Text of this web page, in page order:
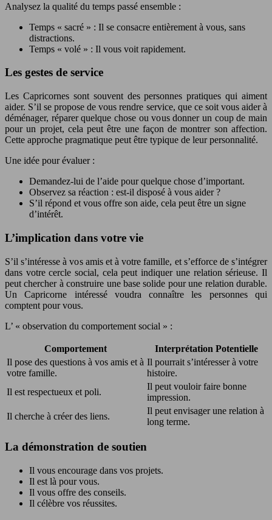
Analysez la qualité du temps passé ensemble :
Temps « sacré » : Il se consacre entièrement à vous, sans
distractions.
Temps « volé » : Il vous voit rapidement.
Les gestes de service
Les Capricornes sont souvent des personnes pratiques qui aiment
aider. S’il se propose de vous rendre service, que ce soit vous aider à
déménager, réparer quelque chose ou vous donner un coup de main
pour un projet, cela peut être une façon de montrer son affection.
Cette approche pragmatique peut être typique de leur personnalité.
Une idée pour évaluer :
Demandez-lui de l’aide pour quelque chose d’important.
Observez sa réaction : est-il disposé à vous aider ?
S’il répond et vous offre son aide, cela peut être un signe
d’intérêt.
L’implication dans votre vie
S’il s’intéresse à vos amis et à votre famille, et s’efforce de s’intégrer
dans votre cercle social, cela peut indiquer une relation sérieuse. Il
peut chercher à construire une base solide pour une relation durable.
Un Capricorne intéressé voudra connaître les personnes qui
comptent pour vous.
L’ « observation du comportement social » :
Comportement
Interprétation Potentielle
Il pose des questions à vos amis et à
votre famille.
Il pourrait s’intéresser à votre
histoire.
Il est respectueux et poli.
Il peut vouloir faire bonne
impression.
Il cherche à créer des liens.
Il peut envisager une relation à
long terme.
La démonstration de soutien
Il vous encourage dans vos projets.
Il est là pour vous.
Il vous offre des conseils.
Il célèbre vos réussites.